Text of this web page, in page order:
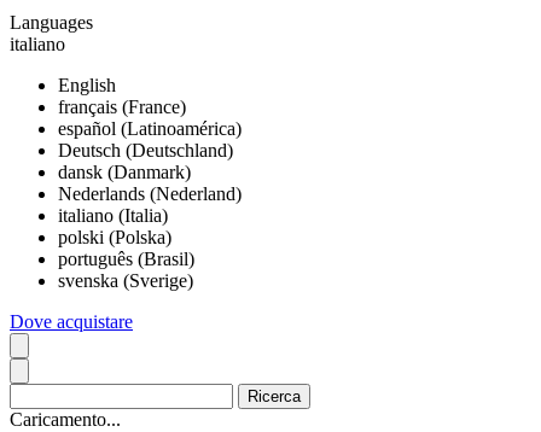
Languages
italiano
English
français (France)
español (Latinoamérica)
Deutsch (Deutschland)
dansk (Danmark)
Nederlands (Nederland)
italiano (Italia)
polski (Polska)
português (Brasil)
svenska (Sverige)
Dove acquistare
Caricamento...